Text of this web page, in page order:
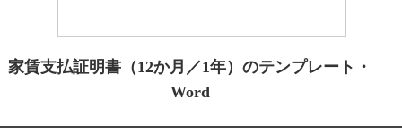
家賃支払証明書（12か月／1年）のテンプレート・
Word